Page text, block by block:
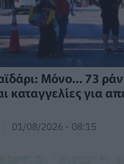
Μόνο... 73
καταγγελίες για
01/08/2026 - 08:15